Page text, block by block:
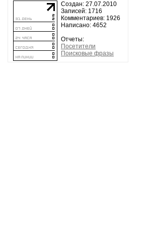
Создан: 27.07.2010
Записей: 1716
Комментариев: 1926
Написано: 4652
Отчеты:
Посетители
Поисковые фразы